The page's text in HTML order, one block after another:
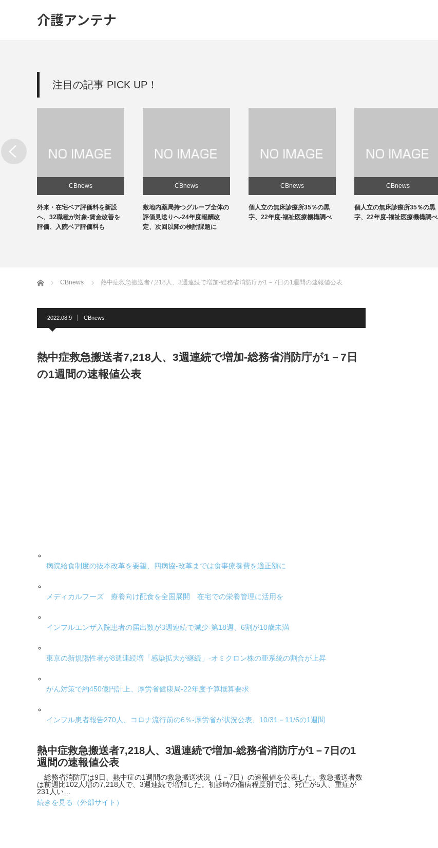
介護アンテナ
注目の記事 PICK UP！
CBnews
敷地内薬局持つグループ全体の
評価見送りへ-24年度報酬改
定、次回以降の検討課題に
CBnews
個人立の無床診療所35％の黒
字、22年度-福祉医療機構調べ
CBnews
個人立の無床診療所35％の黒
字、22年度-福祉医療機構調べ
CBnews
感染対策向上加算、介護施設と
の協力体制を要件化-24年度報
ホーム CBnews 熱中症救急搬送者7,218人、3週連続で増加-総務省消防庁が1－7日の1週間の速報値公表
2022.08.9 CBnews
熱中症救急搬送者7,218人、3週連続で増加-総務省消防庁が1－7日
の1週間の速報値公表
病院給食制度の抜本改革を要望、四病協-改革までは食事療養費を適正額に
メディカルフーズ 療養向け配食を全国展開 在宅での栄養管理に活用を
インフルエンザ入院患者の届出数が3週連続で減少-第18週、6割が10歳未満
東京の新規陽性者が8週連続増「感染拡大が継続」-オミクロン株の亜系統の割合が上昇
がん対策で約450億円計上、厚労省健康局-22年度予算概算要求
インフル患者報告270人、コロナ流行前の6％-厚労省が状況公表、10/31－11/6の1週間
熱中症救急搬送者7,218人、3週連続で増加-総務省消防庁が1－7日の1
週間の速報値公表
総務省消防庁は9日、熱中症の1週間の救急搬送状況（1－7日）の速報値を公表した。救急搬送者数
は前週比102人増の7,218人で、3週連続で増加した。初診時の傷病程度別では、死亡が5人、重症が
231人い…
続きを見る（外部サイト）